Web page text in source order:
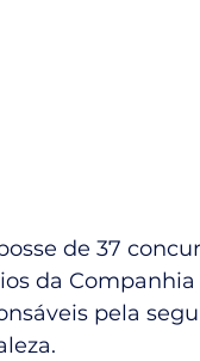
de 37
da Companhia
pela